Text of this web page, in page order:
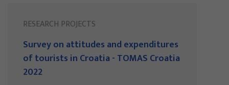
RESEARCH PROJECTS
Survey on attitudes and expenditures
of tourists in Croatia - TOMAS Croatia
2022